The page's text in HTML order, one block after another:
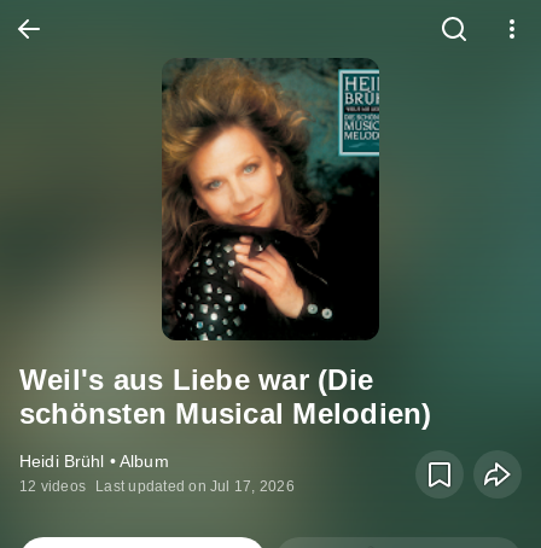
Weil's aus Liebe war (Die
schönsten Musical Melodien)
Heidi Brühl • Album
12 videos Last updated on Jul 17, 2026